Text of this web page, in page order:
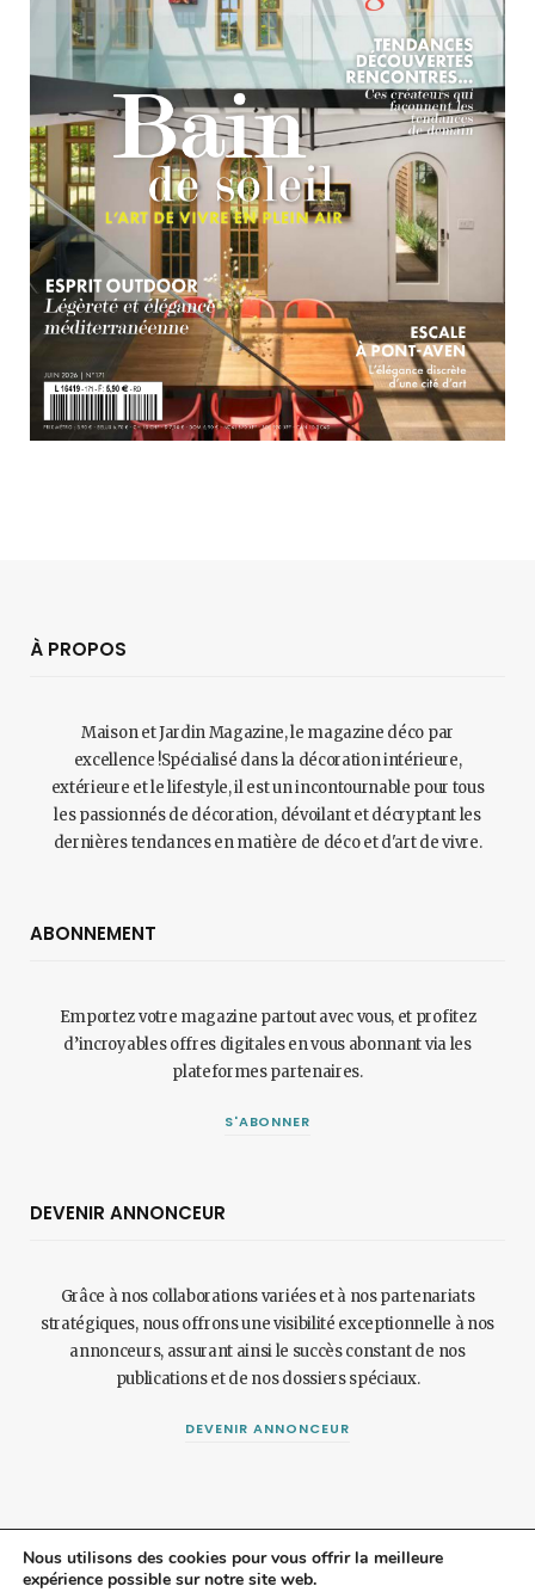
À PROPOS
Maison et Jardin Magazine, le magazine déco par
excellence !Spécialisé dans la décoration intérieure,
extérieure et le lifestyle, il est un incontournable pour tous
les passionnés de décoration, dévoilant et décryptant les
dernières tendances en matière de déco et d'art de vivre.
ABONNEMENT
Emportez votre magazine partout avec vous, et profitez
d’incroyables offres digitales en vous abonnant via les
plateformes partenaires.
S'ABONNER
DEVENIR ANNONCEUR
Grâce à nos collaborations variées et à nos partenariats
stratégiques, nous offrons une visibilité exceptionnelle à nos
annonceurs, assurant ainsi le succès constant de nos
publications et de nos dossiers spéciaux.
DEVENIR ANNONCEUR
Nous utilisons des cookies pour vous offrir la meilleure
expérience possible sur notre site web.